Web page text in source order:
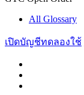
All Glossary
เปิดบัญชีทดลองใช้